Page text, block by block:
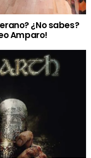
¿No sabes?
Amparo!